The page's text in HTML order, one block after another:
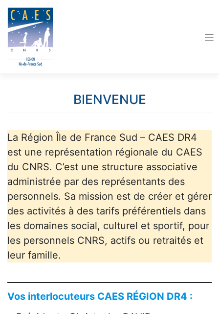
content
BIENVENUE
La Région Île de France Sud – CAES DR4
est une représentation régionale du CAES
du CNRS. C’est une structure associative
administrée par des représentants des
personnels. Sa mission est de créer et gérer
des activités à des tarifs préférentiels dans
les domaines social, culturel et sportif, pour
les personnels CNRS, actifs ou retraités et
leur famille.
Vos interlocuteurs CAES RÉGION DR4 :